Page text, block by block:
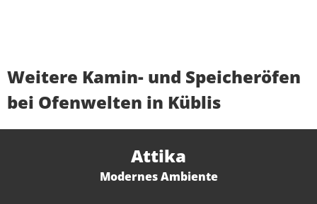
Weitere Kamin- und Speicheröfen
bei Ofenwelten in Küblis
Attika
Modernes Ambiente